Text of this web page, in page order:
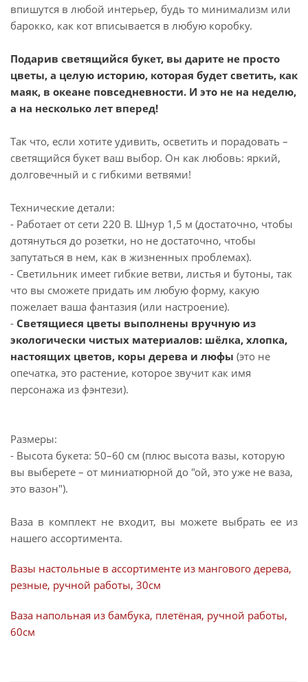
впишутся в любой интерьер, будь то минимализм или
барокко, как кот вписывается в любую коробку.
Подарив светящийся букет, вы дарите не просто
цветы, а целую историю, которая будет светить, как
маяк, в океане повседневности. И это не на неделю,
а на несколько лет вперед!
Так что, если хотите удивить, осветить и порадовать –
светящийся букет ваш выбор. Он как любовь: яркий,
долговечный и с гибкими ветвями!
Технические детали:
- Работает от сети 220 В. Шнур 1,5 м (достаточно, чтобы
дотянуться до розетки, но не достаточно, чтобы
запутаться в нем, как в жизненных проблемах).
- Светильник имеет гибкие ветви, листья и бутоны, так
что вы сможете придать им любую форму, какую
пожелает ваша фантазия (или настроение).
- Светящиеся цветы выполнены вручную из
экологически чистых материалов: шёлка, хлопка,
настоящих цветов, коры дерева и люфы (это не
опечатка, это растение, которое звучит как имя
персонажа из фэнтези).
Размеры:
- Высота букета: 50–60 см (плюс высота вазы, которую
вы выберете – от миниатюрной до "ой, это уже не ваза,
это вазон").
Ваза в комплект не входит, вы можете выбрать ее из
нашего ассортимента.
Вазы настольные в ассортименте из мангового дерева,
резные, ручной работы, 30см
Ваза напольная из бамбука, плетёная, ручной работы,
60см